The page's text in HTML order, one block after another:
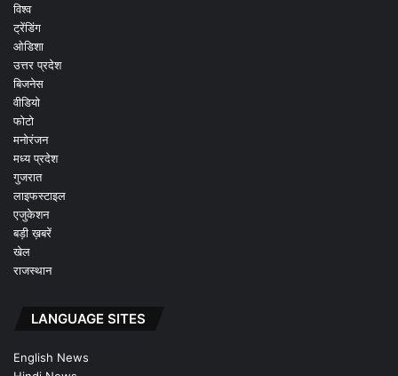
विश्व
ट्रेंडिंग
ओडिशा
उत्तर प्रदेश
बिजनेस
वीडियो
फोटो
मनोरंजन
मध्य प्रदेश
गुजरात
लाइफस्टाइल
एजुकेशन
बड़ी ख़बरें
खेल
राजस्थान
LANGUAGE SITES
English News